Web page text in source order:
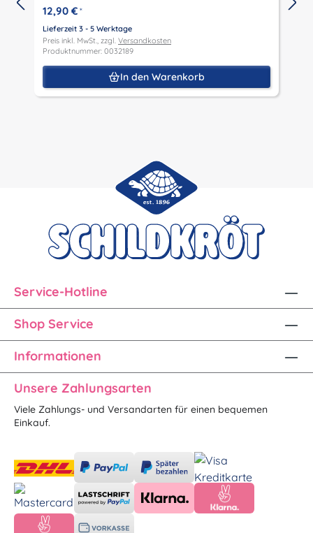
12,90 € *
Lieferzeit 3 - 5 Werktage
Preis inkl. MwSt., zzgl. Versandkosten
Produktnummer: 0032189
In den Warenkorb
Service-Hotline
Shop Service
Informationen
Unsere Zahlungsarten
Viele Zahlungs- und Versandarten für einen bequemen
Einkauf.